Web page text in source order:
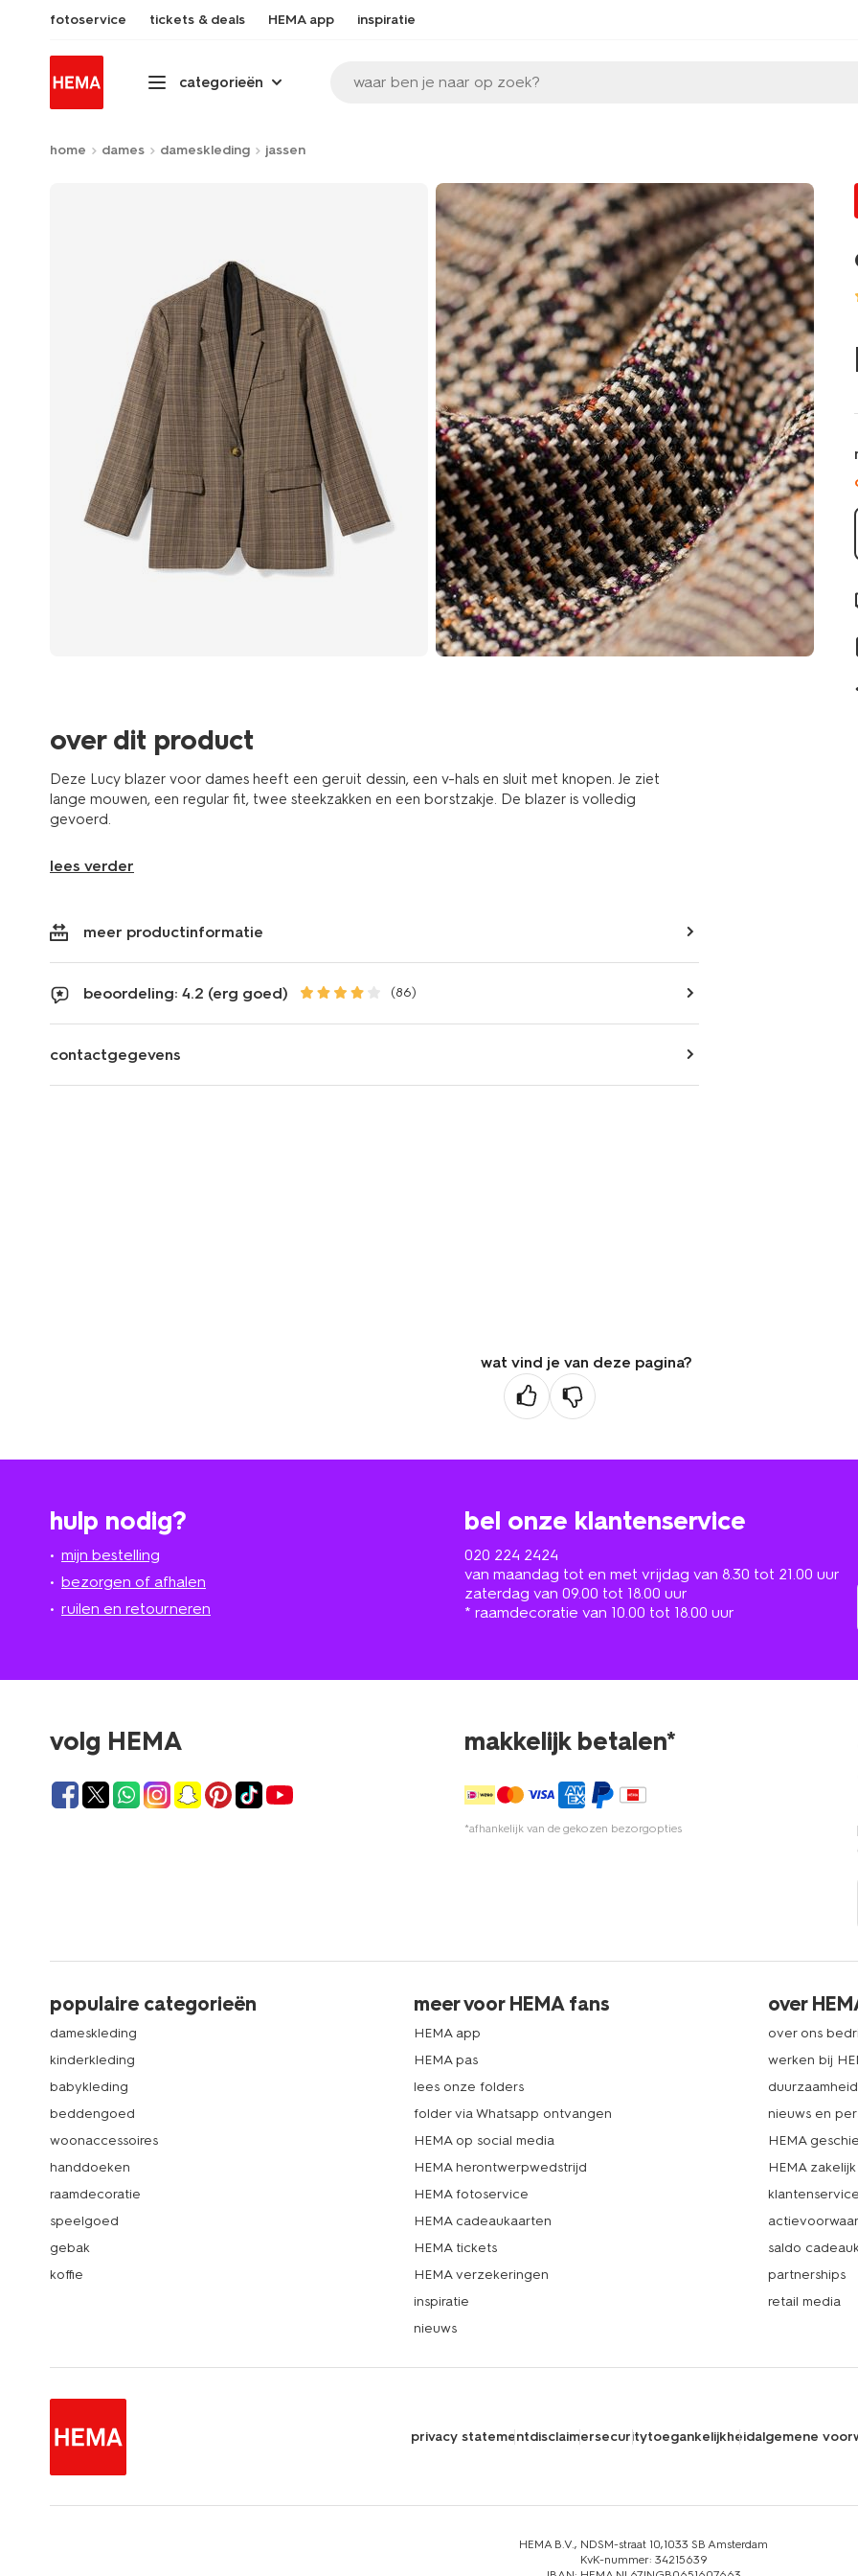
fotoservice tickets & deals HEMA app inspiratie
categorieën waar ben je naar op zoek?
home dames dameskleding jassen
over dit product
Deze Lucy blazer voor dames heeft een geruit dessin, een v-hals en sluit met knopen. Je ziet
lange mouwen, een regular fit, twee steekzakken en een borstzakje. De blazer is volledig
gevoerd.
lees verder
meer productinformatie
beoordeling: 4.2 (erg goed) (86)
contactgegevens
wat vind je van deze pagina?
hulp nodig?
mijn bestelling
bezorgen of afhalen
ruilen en retourneren
bel onze klantenservice
020 224 2424
van maandag tot en met vrijdag van 8.30 tot 21.00 uur
zaterdag van 09.00 tot 18.00 uur
* raamdecoratie van 10.00 tot 18.00 uur
volg HEMA makkelijk betalen*
*afhankelijk van de gekozen bezorgopties
populaire categorieën
dameskleding
kinderkleding
babykleding
beddengoed
woonaccessoires
handdoeken
raamdecoratie
speelgoed
gebak
koffie
meer voor HEMA fans
HEMA app
HEMA pas
lees onze folders
folder via Whatsapp ontvangen
HEMA op social media
HEMA herontwerpwedstrijd
HEMA fotoservice
HEMA cadeaukaarten
HEMA tickets
HEMA verzekeringen
inspiratie
nieuws
over
over ons
werken bij
duurzaamheid
nieuws en
HEMA
HEMA zakelijk
klantenservice
saldo
partnerships
retail media
privacy statementdisclaimersecuritytoegankelijkheidalgemene
HEMA B.V., NDSM-straat 10,1033 SB Amsterdam
KvK-nummer: 34215639